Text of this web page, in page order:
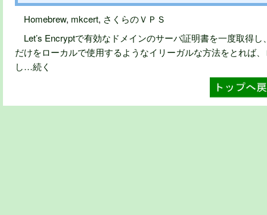
Homebrew, mkcert, さくらのＶＰＳ
Let’s Encryptで有効なドメインのサーバ証明書を一度取得
だけをローカルで使用するようなイリーガルな方法をとれば
し…続く